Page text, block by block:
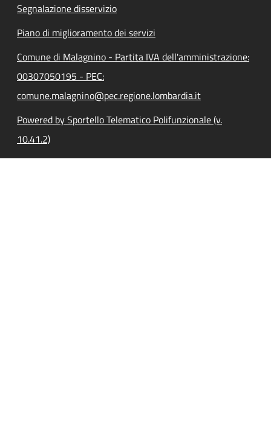
Segnalazione disservizio
Piano di miglioramento dei servizi
Comune di Malagnino - Partita IVA dell'amministrazione:
00307050195 - PEC:
comune.malagnino@pec.regione.lombardia.it
Powered by Sportello Telematico Polifunzionale (v.
10.41.2)